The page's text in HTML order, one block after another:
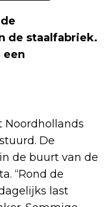
de staalfabriek.
een
Noordhollands
De
de buurt van de
“Rond de
last